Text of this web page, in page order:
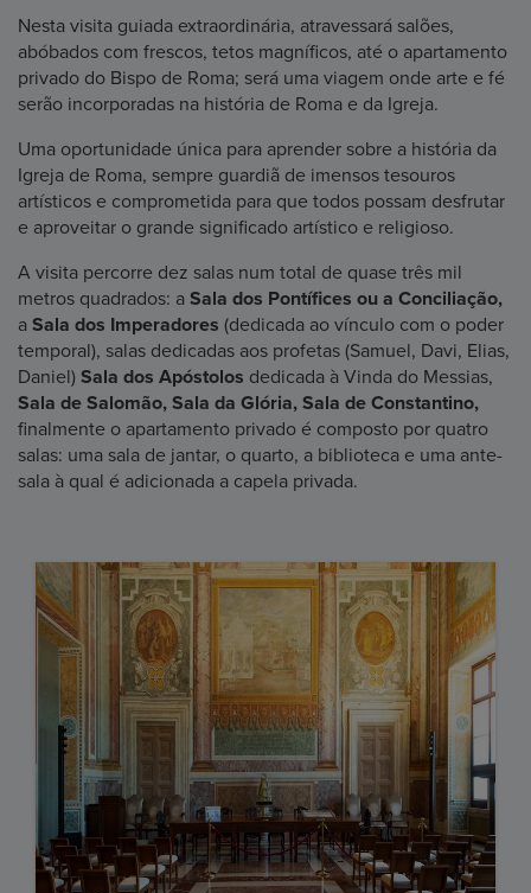
Nesta visita guiada extraordinária, atravessará salões,
abóbados com frescos, tetos magníficos, até o apartamento
privado do Bispo de Roma; será uma viagem onde arte e fé
serão incorporadas na história de Roma e da Igreja.
Uma oportunidade única para aprender sobre a história da
Igreja de Roma, sempre guardiã de imensos tesouros
artísticos e comprometida para que todos possam desfrutar
e aproveitar o grande significado artístico e religioso.
A visita percorre dez salas num total de quase três mil
metros quadrados: a Sala dos Pontífices ou a Conciliação,
a Sala dos Imperadores (dedicada ao vínculo com o poder
temporal), salas dedicadas aos profetas (Samuel, Davi, Elias,
Daniel) Sala dos Apóstolos dedicada à Vinda do Messias,
Sala de Salomão, Sala da Glória, Sala de Constantino,
finalmente o apartamento privado é composto por quatro
salas: uma sala de jantar, o quarto, a biblioteca e uma ante-
sala à qual é adicionada a capela privada.